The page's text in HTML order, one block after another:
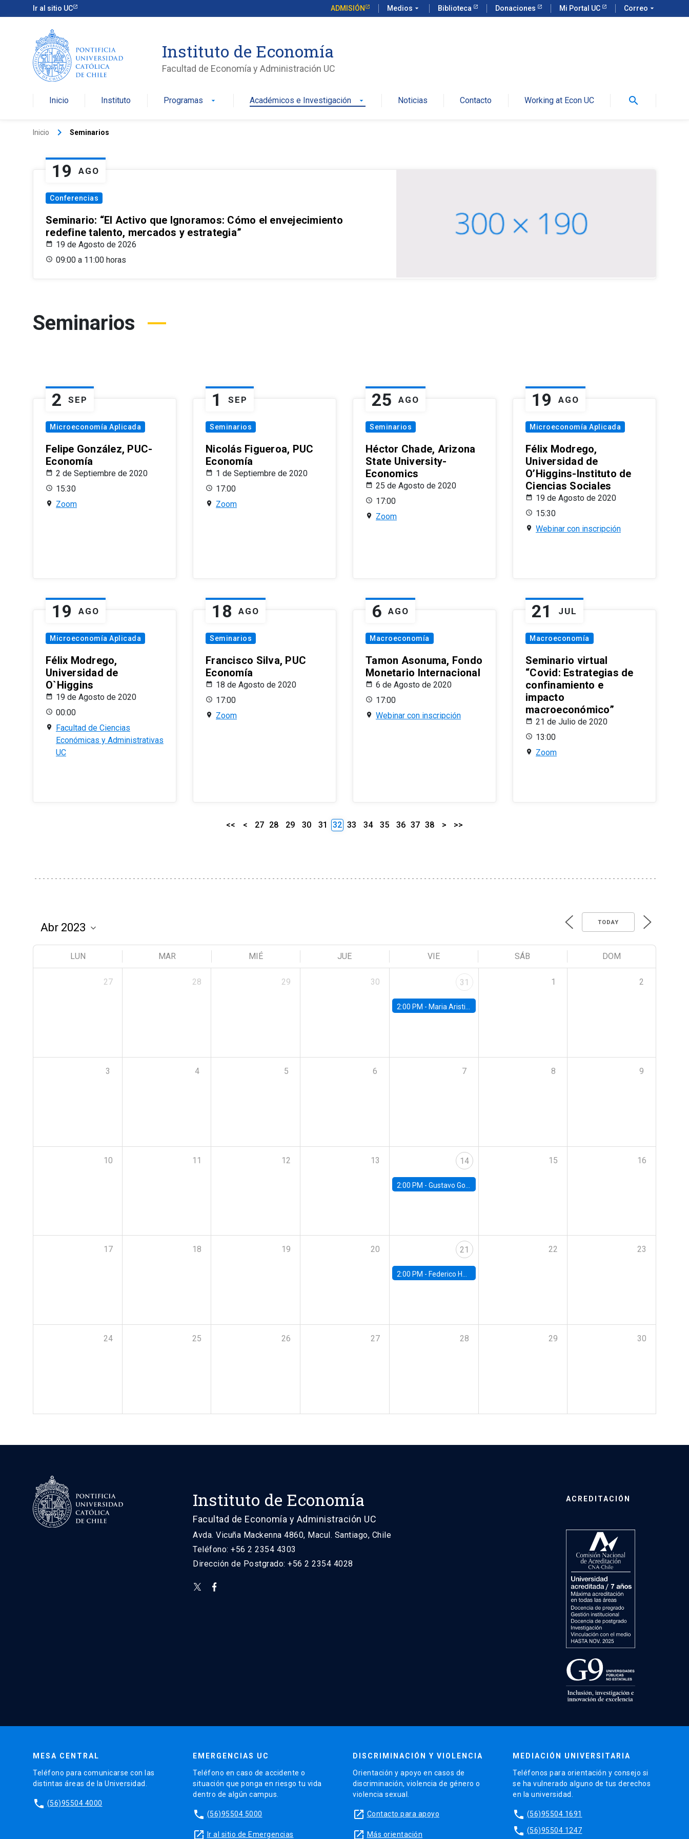
Ir al sitio UC ADMISIÓN Medios arrow_drop_down Biblioteca Donaciones Mi Portal UC Correo arrow_drop_down
Instituto de Economía
Facultad de Economía y Administración UC
Inicio Instituto Programas arrow_drop_down Académicos e Investigación arrow_drop_down Noticias Contacto Working at Econ UC search
Inicio keyboard_arrow_right Seminarios
19 AGO
Conferencias
Seminario: “El Activo que Ignoramos: Cómo el envejecimiento
redefine talento, mercados y estrategia”
19 de Agosto de 2026
09:00 a 11:00 horas
Seminarios
2 SEP
Microeconomía Aplicada
Felipe González, PUC-
Economía
2 de Septiembre de 2020
15:30
Zoom
1 SEP
Seminarios
Nicolás Figueroa, PUC
Economía
1 de Septiembre de 2020
17:00
Zoom
25 AGO
Seminarios
Héctor Chade, Arizona
State University-
Economics
25 de Agosto de 2020
17:00
Zoom
19 AGO
Microeconomía Aplicada
Félix Modrego,
Universidad de
O’Higgins-Instituto de
Ciencias Sociales
19 de Agosto de 2020
15:30
Webinar con inscripción
19 AGO
Microeconomía Aplicada
Félix Modrego,
Universidad de
O`Higgins
19 de Agosto de 2020
00:00
Facultad de Ciencias
Económicas y Administrativas
UC
18 AGO
Seminarios
Francisco Silva, PUC
Economía
18 de Agosto de 2020
17:00
Zoom
6 AGO
Macroeconomía
Tamon Asonuma, Fondo
Monetario Internacional
6 de Agosto de 2020
17:00
Webinar con inscripción
21 JUL
Macroeconomía
Seminario virtual
“Covid: Estrategias de
confinamiento e
impacto
macroeconómico”
21 de Julio de 2020
13:00
Zoom
<< < 27 28 29 30 31 32 33 34 35 36 37 38 > >>
TODAY
LUN MAR MIÉ JUE VIE SÁB DOM
27 28 29 30 31
2:00 PM - Maria Aristizabal-Ramirez, FED Board
1 2
3 4 5 6 7 8 9
10 11 12 13 14
2:00 PM - Gustavo González - Banco Central de Chile
15 16
17 18 19 20 21
2:00 PM - Federico Huneeus - Banco Central de Chile
22 23
24 25 26 27 28 29 30
Instituto de Economía
Facultad de Economía y Administración UC
Avda. Vicuña Mackenna 4860, Macul. Santiago, Chile
Teléfono: +56 2 2354 4303
Dirección de Postgrado: +56 2 2354 4028
ACREDITACIÓN
MESA CENTRAL
Teléfono para comunicarse con las
distintas áreas de la Universidad.
phone (56)95504 4000
EMERGENCIAS UC
Teléfono en caso de accidente o
situación que ponga en riesgo tu vida
dentro de algún campus.
phone (56)95504 5000
launch Ir al sitio de Emergencias
DISCRIMINACIÓN Y VIOLENCIA
Orientación y apoyo en casos de
discriminación, violencia de género o
violencia sexual.
launch Contacto para apoyo
launch Más orientación
MEDIACIÓN UNIVERSITARIA
Teléfonos para orientación y consejo si
se ha vulnerado alguno de tus derechos
en la universidad.
phone (56)95504 1691
phone (56)95504 1247